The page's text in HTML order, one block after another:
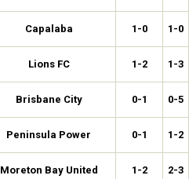
Capalaba 1-0 1-0
Lions FC 1-2 1-3
Brisbane City 0-1 0-5
Peninsula Power 0-1 1-2
Moreton Bay United 1-2 2-3